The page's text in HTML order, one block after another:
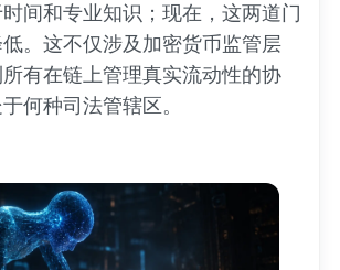
间和专业知识；现在，这两道门
。这不仅涉及加密货币监管层
有在链上管理真实流动性的协
何种司法管辖区。